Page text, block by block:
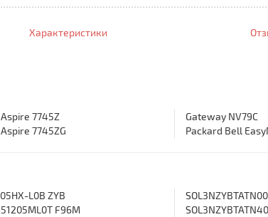
Характеристики
7745Z
7745ZG
Gateway NV79C
Packard Bell
L0B ZYB
F96M
SOL3NZYBTATN00
SOL3NZYBTATN40